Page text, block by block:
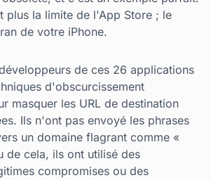
plus la limite de l'App Store ; le
de votre iPhone.
de ces 26 applications
d'obscurcissement
masquer les URL de destination
Ils n'ont pas envoyé les phrases
un domaine flagrant comme «
de cela, ils ont utilisé des
compromises ou des